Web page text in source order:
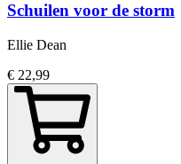
Schuilen voor de storm
Ellie Dean
€ 22,99